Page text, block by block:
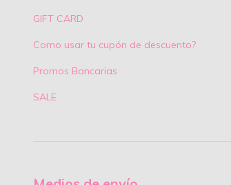
GIFT CARD
Como usar tu cupón de descuento?
Promos Bancarias
SALE